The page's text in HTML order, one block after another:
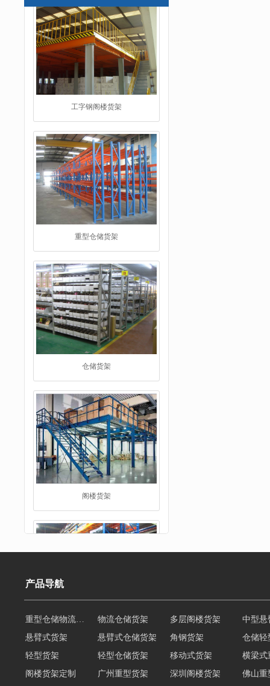
重型仓储货架
仓储货架
阁楼货架
重型货架
堆垛架
产品导航
悬臂式货架 悬臂式仓储货架 角钢货架
仓储轻
轻型货架
轻型仓储货架 移动式货架
横梁式
阁楼货架定制
广州重型货架 深圳阁楼货架
佛山重
仓储货架品牌
阁楼式仓库货架 仓储货架 重型阁